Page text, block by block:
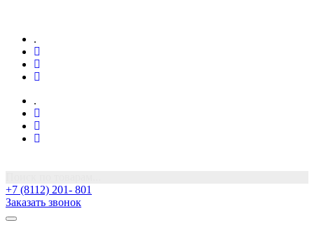
.
.
+7 (8112) 201- 801
Заказать звонок